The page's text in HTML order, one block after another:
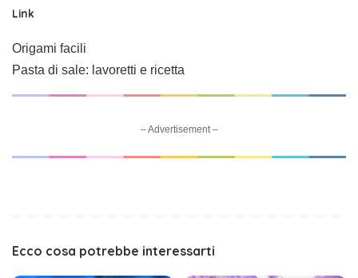
Link
Origami facili
Pasta di sale: lavoretti e ricetta
– Advertisement –
Ecco cosa potrebbe interessarti